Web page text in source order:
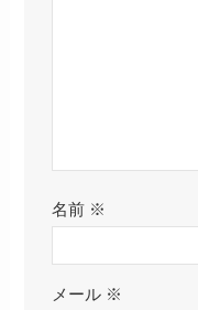
名前 ※
メール ※